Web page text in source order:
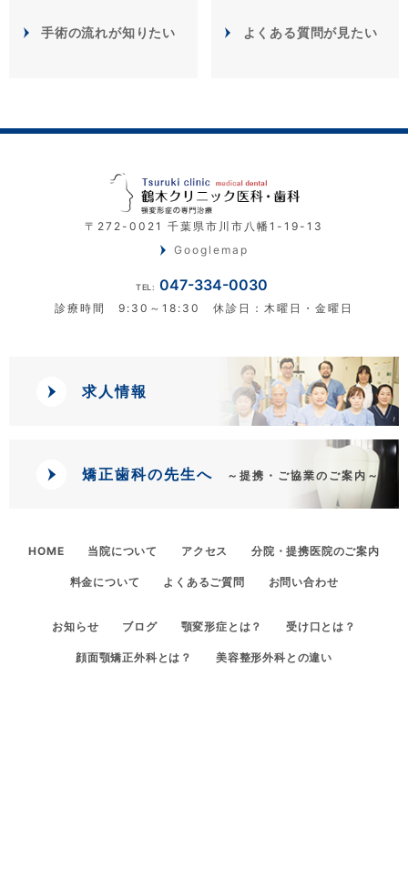
手術の流れが知りたい よくある質問が見たい
〒272-0021 千葉県市川市八幡1-19-13
Googlemap
TEL: 047-334-0030
診療時間 9:30～18:30 休診日：木曜日・金曜日
求人情報
矯正歯科の先生へ ～提携・ご協業のご案内～
HOME 当院について アクセス 分院・提携医院のご案内
料金について よくあるご質問 お問い合わせ
お知らせ ブログ 顎変形症とは？ 受け口とは？
顔面顎矯正外科とは？ 美容整形外科との違い